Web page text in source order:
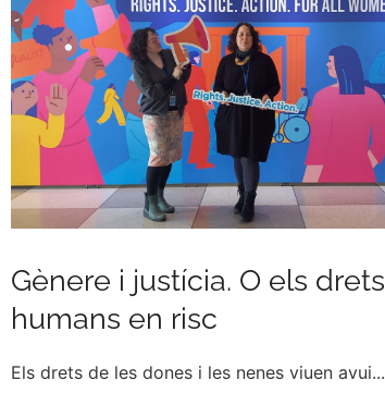
Gènere i justícia. O els drets
humans en risc
Els drets de les dones i les nenes viuen avui...